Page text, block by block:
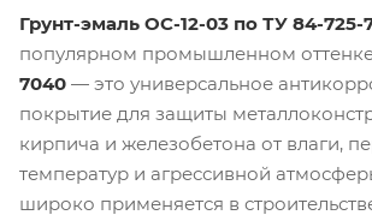
Грунт-эмаль ОС-12-03 по ТУ 84-725-
популярном промышленном
7040 — это универсальное
покрытие для защиты
кирпича и железобетона от влаги,
температур и агрессивной
широко применяется в